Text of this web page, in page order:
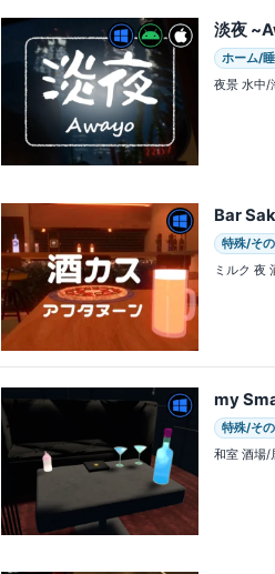
淡夜
ホーム/
夜景 水中/
Bar
特殊/そ
ミルク 夜
my
特殊/そ
和室 酒場/